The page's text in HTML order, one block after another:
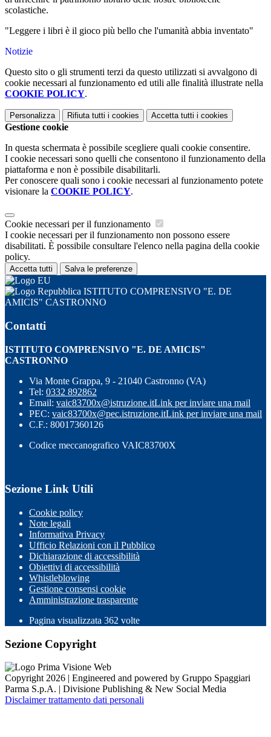
scolastiche.
"Leggere i libri è il gioco più bello che l'umanità abbia inventato"
Notizie
Questo sito o gli strumenti terzi da questo utilizzati si avvalgono di
cookie necessari al funzionamento ed utili alle finalità illustrate nella
COOKIE POLICY.
Personalizza Rifiuta tutti i cookies Accetta tutti i cookies
Gestione cookie
In questa schermata è possibile scegliere quali cookie consentire.
I cookie necessari sono quelli che consentono il funzionamento della
piattaforma e non è possibile disabilitarli.
Per conoscere quali sono i cookie necessari al funzionamento potete
visionare la COOKIE POLICY.
Cookie necessari per il funzionamento
I cookie necessari per il funzionamento non possono essere
disabilitati. È possibile consultare l'elenco nella pagina della cookie
policy.
Accetta tutti Salva le preferenze
ISTITUTO COMPRENSIVO "E. DE
AMICIS" CASTRONNO
Contatti
ISTITUTO COMPRENSIVO "E. DE AMICIS"
CASTRONNO
Via Monte Grappa, 9 - 21040 Castronno (VA)
Tel: 0332 892862
Email: vaic83700x@istruzione.itLink per inviare una mail
PEC: vaic83700x@pec.istruzione.itLink per inviare una mail
C.F.: 80017360126
Codice meccanografico VAIC83700X
Sezione Link Utili
Cookie policy
Note legali
Informativa Privacy
Ufficio Relazioni con il Pubblico
Dichiarazione di accessibilità
Obiettivi di accessibilità
Whistleblowing
Gestione consensi cookie
Amministrazione trasparente
Pagina visualizzata 362 volte
Sezione Copyright
Copyright 2026 | Engineered and powered by Gruppo Spaggiari
Parma S.p.A. | Divisione Publishing & New Social Media
Disclaimer trattamento dati personali